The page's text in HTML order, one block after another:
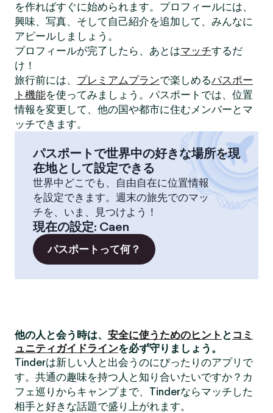
を作ればすぐに始められます。プロフィールには、
興味、写真、そして自己紹介を追加して、みんなに
アピールしましょう。
プロフィールが完了したら、あとはマッチするだ
け！
旅行前には、 プレミアムプランで楽しめるパスポー
ト機能を使ってみましょう。パスポートでは、位置
情報を変更して、他の国や都市に住むメンバーとマ
ッチできます。
パスポートで世界中の好きな場所を現
在地として設定できる
世界中どこでも、自由自在に位置情報
を設定できます。週末の旅先でのマッ
チを、いま、見つけよう！
現在の設定: Caen
パスポートって何？
他の人と会う時は、 安全に使うためのヒント と コミ
ュニティガイドラインを必ず守りましょう。
Tinderは新しい人と出会うのにぴったりのアプリで
す。共通の趣味を持つ人と知り合いたいですか？カ
フェ巡りからキャンプまで、Tinderならマッチした
相手と好きな話題で盛り上がれます。